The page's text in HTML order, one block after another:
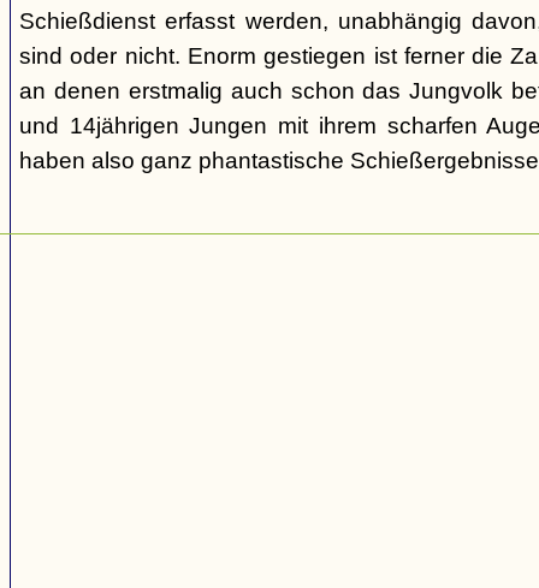
Schießdienst erfasst werden, unabhängig
sind oder nicht. Enorm gestiegen ist ferner die
an denen erstmalig auch schon das Jungvolk
und 14jährigen Jungen mit ihrem scharfen
haben also ganz phantastische